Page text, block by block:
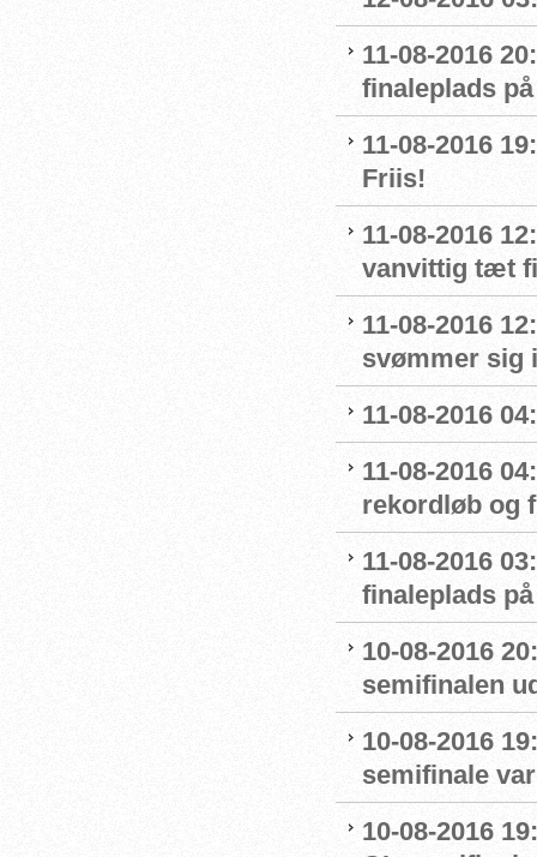
11-08-2016
finaleplads
11-08-2016
Friis!
11-08-2016
vanvittig tæt
11-08-2016
svømmer sig
11-08-2016
11-08-2016
rekordløb og
11-08-2016
finaleplads
10-08-2016
semifinalen
10-08-2016
semifinale
10-08-2016